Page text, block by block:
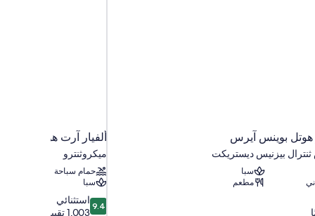
هوتل بوينس آيرس
بيزنيس ديستريكت
سبا
مطعم
ألفيار آرت هوتل
ميكروثنترو
حمام سباحة
سبا
9.4
من
9.4استثنائي
1,003 تقييمات